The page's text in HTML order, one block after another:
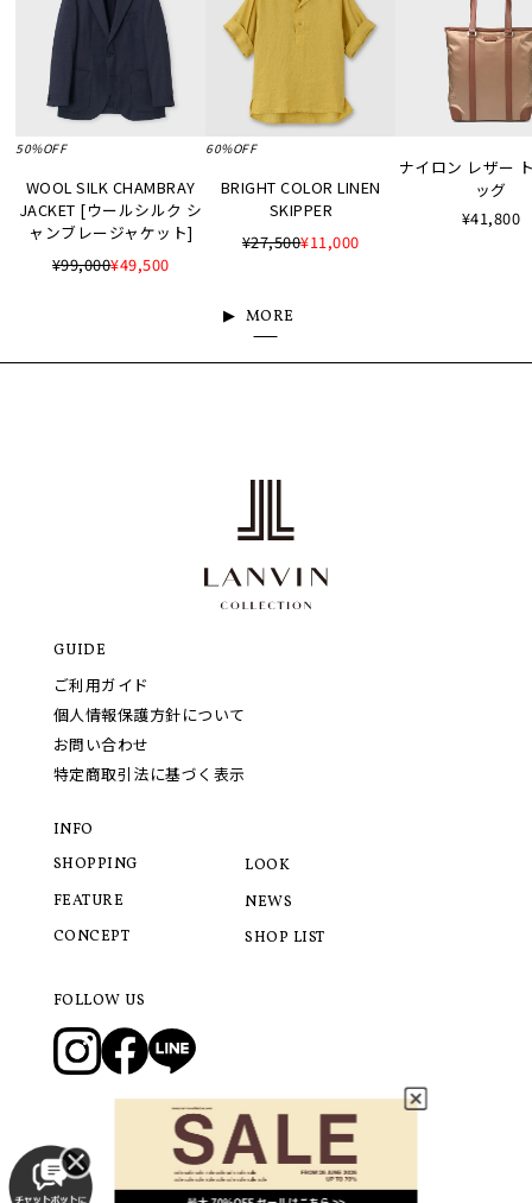
50%OFF
WOOL SILK CHAMBRAY
JACKET [ウールシルク シ
ャンブレージャケット]
¥99,000¥49,500
60%OFF
BRIGHT COLOR LINEN
SKIPPER
¥27,500¥11,000
ナイロン レザー
ッグ
¥41,800
MORE
GUIDE
ご利用ガイド
個人情報保護方針について
お問い合わせ
特定商取引法に基づく表示
INFO
SHOPPING
FEATURE
CONCEPT
LOOK
NEWS
SHOP LIST
FOLLOW US